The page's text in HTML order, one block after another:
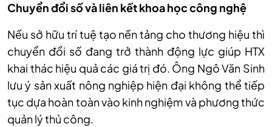
Chuyển đổi số và liên kết khoa học công nghệ
Nếu sở hữu trí tuệ tạo nền tảng cho thương hiệu thì
chuyển đổi số đang trở thành động lực giúp HTX
khai thác hiệu quả các giá trị đó. Ông Ngô Văn Sinh
lưu ý sản xuất nông nghiệp hiện đại không thể tiếp
tục dựa hoàn toàn vào kinh nghiệm và phương thức
quản lý thủ công.